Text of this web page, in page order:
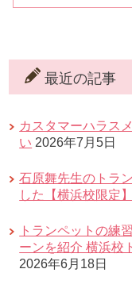
最近の記事
カスタマーハラス
い 2026年7月5日
石原舞先生のトラ
した【横浜校限定】
トランペットの練
ーンを紹介 横浜校
2026年6月18日